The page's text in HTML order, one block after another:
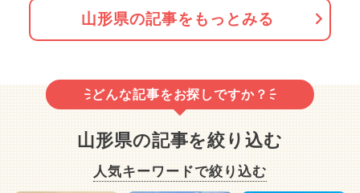
山形県の記事をもっとみる
どんな記事をお探しですか？
山形県の記事を絞り込む
人気キーワードで絞り込む